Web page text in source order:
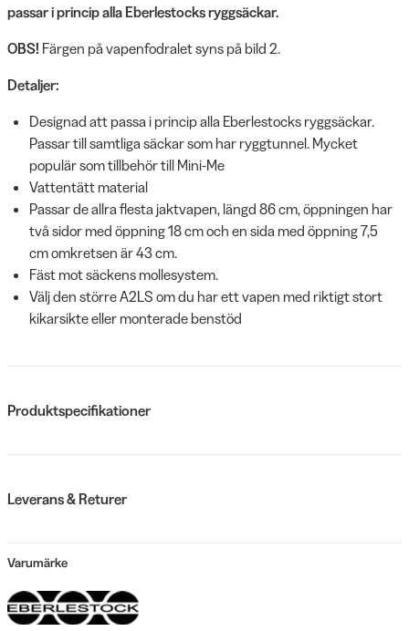
passar i princip alla Eberlestocks ryggsäckar.
OBS! Färgen på vapenfodralet syns på bild 2.
Detaljer:
Designad att passa i princip alla Eberlestocks ryggsäckar.
Passar till samtliga säckar som har ryggtunnel. Mycket
populär som tillbehör till Mini-Me
Vattentätt material
Passar de allra flesta jaktvapen, längd 86 cm, öppningen har
två sidor med öppning 18 cm och en sida med öppning 7,5
cm omkretsen är 43 cm.
Fäst mot säckens mollesystem.
Välj den större A2LS om du har ett vapen med riktigt stort
kikarsikte eller monterade benstöd
Produktspecifikationer
Leverans & Returer
Varumärke